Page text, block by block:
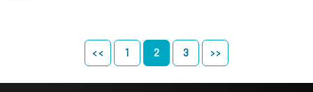
<< 1 2 3 >>